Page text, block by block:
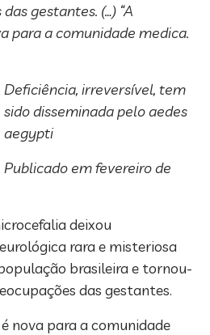
gestantes. (…) “A
para a comunidade medica.
Deficiência, irreversível, tem
sido disseminada pelo aedes
aegypti
Publicado em fevereiro de
deixou
rara e misteriosa
brasileira e tornou-
das gestantes.
nova para a comunidade